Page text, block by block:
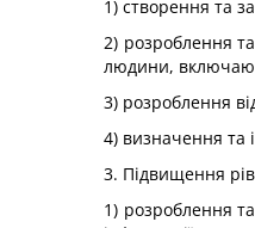
1) створення та
2) розроблення
людини,
3) розроблення
4) визначення та
3. Підвищення
1) розроблення